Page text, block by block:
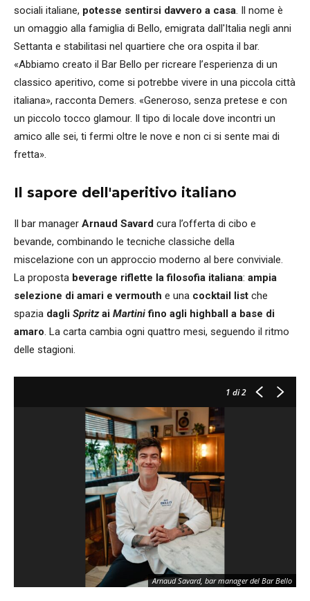
sociali italiane, potesse sentirsi davvero a casa. Il nome è
un omaggio alla famiglia di Bello, emigrata dall'Italia negli anni
Settanta e stabilitasi nel quartiere che ora ospita il bar.
«Abbiamo creato il Bar Bello per ricreare l’esperienza di un
classico aperitivo, come si potrebbe vivere in una piccola città
italiana», racconta Demers. «Generoso, senza pretese e con
un piccolo tocco glamour. Il tipo di locale dove incontri un
amico alle sei, ti fermi oltre le nove e non ci si sente mai di
fretta».
Il sapore dell'aperitivo italiano
Il bar manager Arnaud Savard cura l’offerta di cibo e
bevande, combinando le tecniche classiche della
miscelazione con un approccio moderno al bere conviviale.
La proposta beverage riflette la filosofia italiana: ampia
selezione di amari e vermouth e una cocktail list che
spazia dagli Spritzai Martinifino agli highball a base di
amaro. La carta cambia ogni quattro mesi, seguendo il ritmo
delle stagioni.
1 di 2
Arnaud Savard, bar manager del Bar Bello